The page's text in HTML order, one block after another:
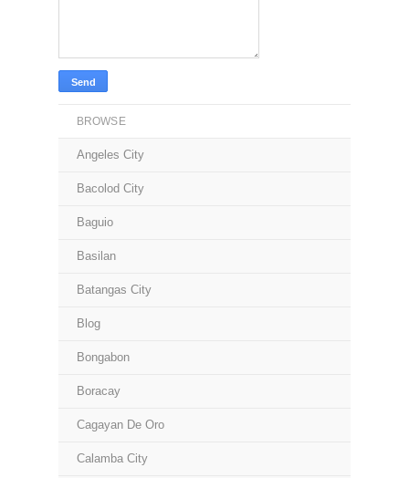
BROWSE
Angeles City
Bacolod City
Baguio
Basilan
Batangas City
Blog
Bongabon
Boracay
Cagayan De Oro
Calamba City